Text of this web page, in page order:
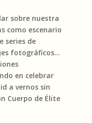
sobre nuestra
como escenario
series de
fotográficos…
en celebrar
a vernos sin
Cuerpo de Élite